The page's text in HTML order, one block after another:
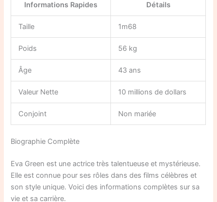
Informations Rapides Détails
Taille 1m68
Poids 56 kg
Âge 43 ans
Valeur Nette 10 millions de dollars
Conjoint Non mariée
Biographie Complète
Eva Green est une actrice très talentueuse et mystérieuse.
Elle est connue pour ses rôles dans des films célèbres et
son style unique. Voici des informations complètes sur sa
vie et sa carrière.